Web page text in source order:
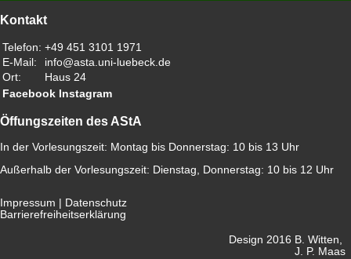
Kontakt
Telefon: +49 451 3101 1971
E-Mail:
info@asta.uni-luebeck.de
Ort:
Haus 24
Facebook Instagram
Öffungszeiten des AStA
In der Vorlesungszeit: Montag bis Donnerstag: 10 bis 13 Uhr
Außerhalb der Vorlesungszeit: Dienstag, Donnerstag: 10 bis 12 Uhr
Impressum
Datenschutz
Barrierefreiheitserklärung
Design 2016 B. Witten,
J. P. Maas